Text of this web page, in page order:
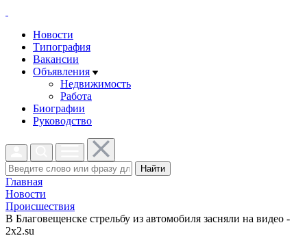
Новости
Типография
Вакансии
Объявления
Недвижимость
Работа
Биографии
Руководство
Найти
Главная
Новости
Проиcшествия
В Благовещенске стрельбу из автомобиля засняли на видео -
2x2.su